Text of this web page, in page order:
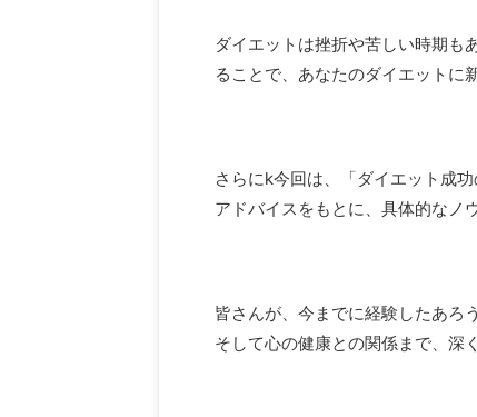
ダイエットは挫折や苦しい時期も
ることで、あなたのダイエットに
さらにk今回は、「ダイエット成
アドバイスをもとに、具体的なノ
皆さんが、今までに経験したあろ
そして心の健康との関係まで、深